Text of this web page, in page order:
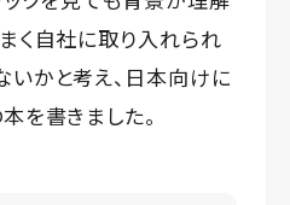
く自社に取り入れられ
かと考え、日本向けに
を書きました。